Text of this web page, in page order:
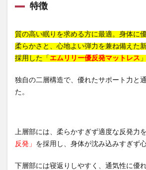
特徴
質の高い眠りを求める方に最適。身体に
柔らかさと、心地よい弾力を兼ね備えた
採用した「 エムリリー優反発マットレス
独自の二層構造で、優れたサポート力と
た。
上層部には、柔らかすぎず適度な反発力
反発」 を採用し、身体が沈み込みすぎず
下層部には寝返りしやすく、通気性に優